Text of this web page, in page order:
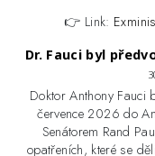
👉 Link:
Dr. Fauci byl
Doktor Anthony
července 2026 do
Senátorem Rand
opatřeních, které se